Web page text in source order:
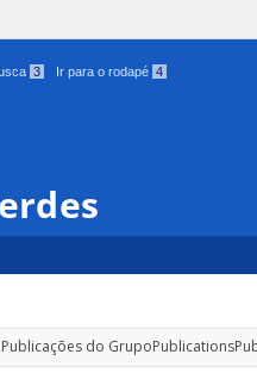
3 Ir para o rodapé 4
Publicações do GrupoPublications